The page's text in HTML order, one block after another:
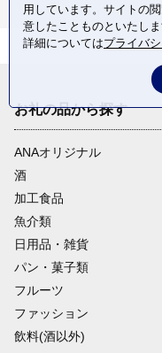
お礼の品から探す
ANAオリジナル
酒
加工食品
魚介類
日用品・雑貨
パン・菓子類
フルーツ
ファッション
飲料(酒以外)
用しています。サイトの
意したことものといたしま
詳細についてはプライバ